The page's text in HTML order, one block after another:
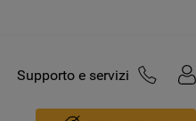
Supporto e servizi